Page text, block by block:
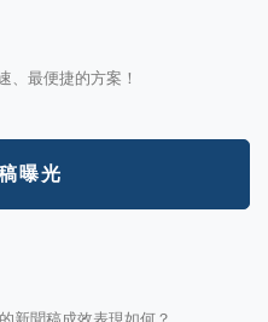
、最便捷的方案！
曝光